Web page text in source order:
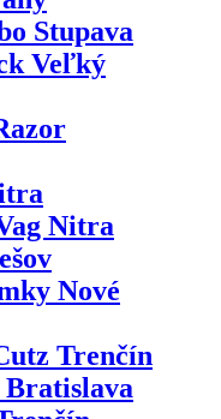
Stupava
Veľký
Nitra
Nové
Trenčín